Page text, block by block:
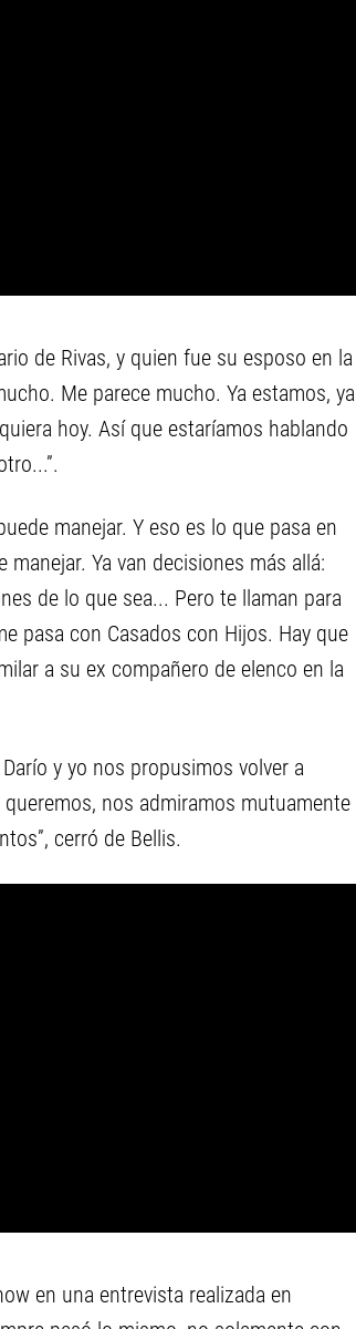
de Rivas, y quien fue su esposo en la
Me parece mucho. Ya estamos, ya
hoy. Así que estaríamos hablando
manejar. Y eso es lo que pasa en
Ya van decisiones más allá:
de lo que sea... Pero te llaman para
pasa con Casados con Hijos. Hay que
a su ex compañero de elenco en la
y yo nos propusimos volver a
nos admiramos mutuamente
cerró de Bellis.
en una entrevista realizada en